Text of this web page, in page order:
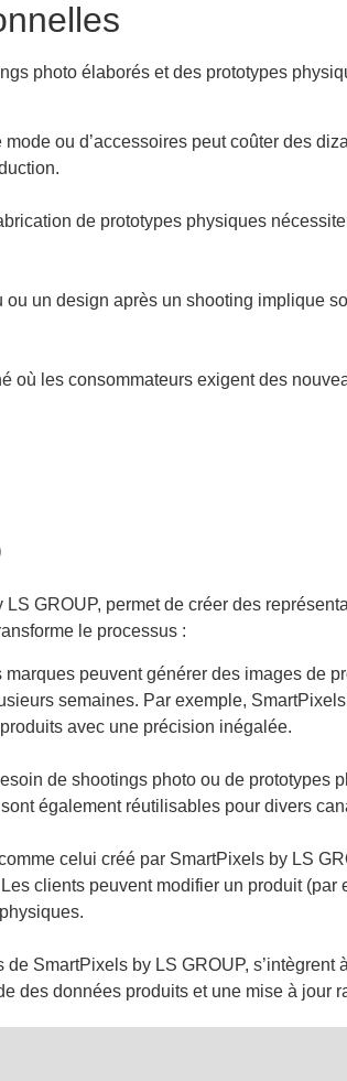
photo élaborés et des prototypes
ou d’accessoires peut coûter des
de prototypes physiques
ou un design après un shooting implique
où les consommateurs exigent des
GROUP, permet de créer des
le processus :
peuvent générer des images de
semaines. Par exemple,
avec une précision inégalée.
de shootings photo ou de prototypes
également réutilisables pour divers
celui créé par SmartPixels by LS
clients peuvent modifier un produit
de SmartPixels by LS GROUP,
des données produits et une mise à jour